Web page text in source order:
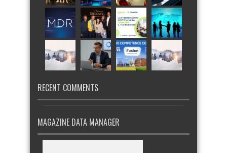
RECENT COMMENTS
MAGAZINE DATA MANAGER